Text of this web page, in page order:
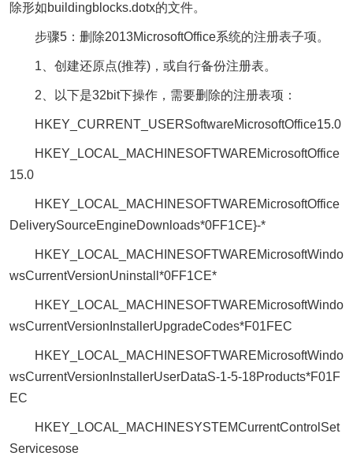
除形如buildingblocks.dotx的文件。
步骤5：删除2013MicrosoftOffice系统的注册表子项。
1、创建还原点(推荐)，或自行备份注册表。
2、以下是32bit下操作，需要删除的注册表项：
HKEY_CURRENT_USERSoftwareMicrosoftOffice15.0
HKEY_LOCAL_MACHINESOFTWAREMicrosoftOffice
15.0
HKEY_LOCAL_MACHINESOFTWAREMicrosoftOffice
DeliverySourceEngineDownloads*0FF1CE}-*
HKEY_LOCAL_MACHINESOFTWAREMicrosoftWindo
wsCurrentVersionUninstall*0FF1CE*
HKEY_LOCAL_MACHINESOFTWAREMicrosoftWindo
wsCurrentVersionInstallerUpgradeCodes*F01FEC
HKEY_LOCAL_MACHINESOFTWAREMicrosoftWindo
wsCurrentVersionInstallerUserDataS-1-5-18Products*F01F
EC
HKEY_LOCAL_MACHINESYSTEMCurrentControlSet
Servicesose